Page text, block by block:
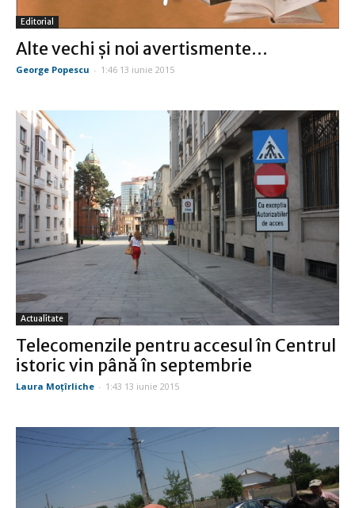
Editorial
Alte vechi şi noi avertismente…
George Popescu - 1:46 13 iunie 2015
Actualitate
Telecomenzile pentru accesul în Centrul
istoric vin până în septembrie
Laura Moţîrliche - 1:43 13 iunie 2015